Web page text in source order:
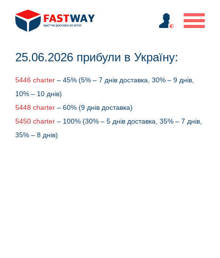
25.06.2026 прибули в Україну:
5446 charter – 45% (5% – 7 днів доставка, 30% – 9 днів,
10% – 10 днів)
5448 charter – 60% (9 днів доставка)
5450 charter – 100% (30% – 5 днів доставка, 35% – 7 днів,
35% – 8 днів)